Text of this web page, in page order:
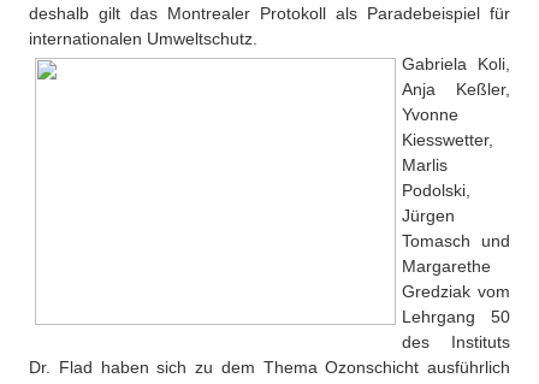
Benzolring-Archiv
deshalb gilt das Montrealer Protokoll als Paradebeispiel für
internationalen Umweltschutz.
Gabriela Koli,
Anja Keßler,
Yvonne
Kiesswetter,
Marlis
Podolski,
Jürgen
Tomasch und
Margarethe
Gredziak vom
Lehrgang 50
des Instituts
Dr. Flad haben sich zu dem Thema Ozonschicht ausführlich